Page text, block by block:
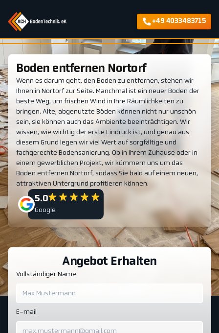
+49 4033483715
Boden entfernen Nortorf
Wenn es darum geht, den Boden zu entfernen, stehen wir
Ihnen in Nortorf zur Seite. Manchmal ist ein neuer Boden der
beste Weg, um frischen Wind in Ihre Räumlichkeiten zu
bringen. Alte, abgenutzte Böden können nicht nur unschön
sein, sie können auch das Ambiente beeinträchtigen. Wir
wissen, wie wichtig der erste Eindruck ist, und genau aus
diesem Grund legen wir viel Wert auf sorgfältige und
fachgerechte Bodensanierung. Ob in Ihrem Zuhause oder in
einem gewerblichen Projekt, wir kümmern uns um das
Boden entfernen Nortorf, sodass Sie bald auf einem neuen,
attraktiven Untergrund profitieren können.
5.0
Google
Angebot Erhalten
Vollständiger Name
E-mail